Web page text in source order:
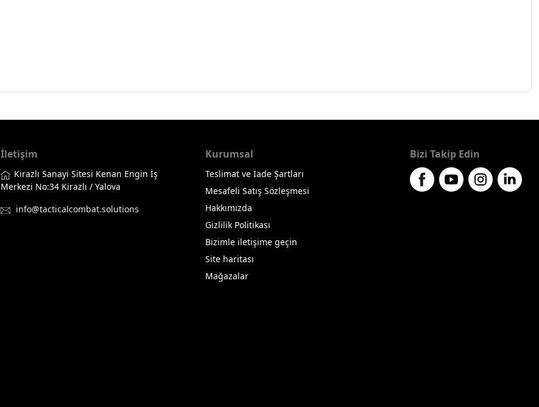
İletişim
Kirazlı Sanayi Sitesi Kenan Engin İş
Merkezi No:34 Kirazlı / Yalova
info@tacticalcombat.solutions
Kurumsal
Teslimat ve İade Şartları
Mesafeli Satış Sözleşmesi
Hakkımızda
Gizlilik Politikası
Bizimle iletişime geçin
Site haritası
Mağazalar
Bizi Takip Edin